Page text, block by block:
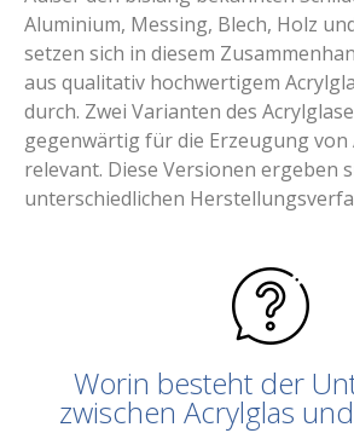
Aluminium, Messing, Blech, Holz
setzen sich in diesem
aus qualitativ hochwertigem
durch. Zwei Varianten des
gegenwärtig für die Erzeugung von
relevant. Diese Versionen ergeben
unterschiedlichen
Worin besteht der
zwischen Acrylglas